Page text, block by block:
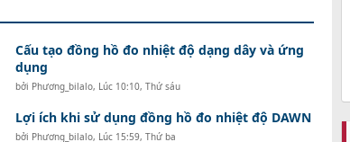
Cấu tạo đồng hồ đo nhiệt độ dạng dây và ứng
dụng
bởi Phương_bilalo, Lúc 10:10, Thứ sáu
Lợi ích khi sử dụng đồng hồ đo nhiệt độ DAWN
bởi Phương_bilalo, Lúc 15:59, Thứ ba